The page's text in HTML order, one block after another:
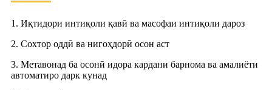
1. Иқтидори интиқоли қавӣ ва масофаи интиқоли дароз
2. Сохтор оддӣ ва нигоҳдорӣ осон аст
3. Метавонад ба осонӣ идора кардани барнома ва амалиёти
автоматиро дарк кунад